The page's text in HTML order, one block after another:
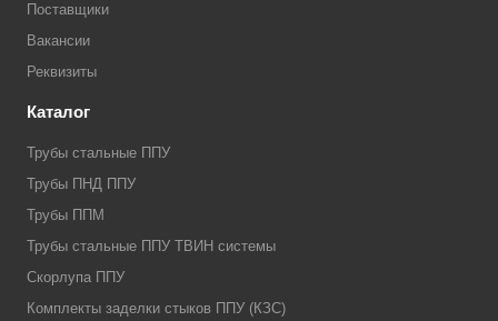
Поставщики
Вакансии
Реквизиты
Каталог
Трубы стальные ППУ
Трубы ПНД ППУ
Трубы ППМ
Трубы стальные ППУ ТВИН системы
Скорлупа ППУ
Комплекты заделки стыков ППУ (КЗС)